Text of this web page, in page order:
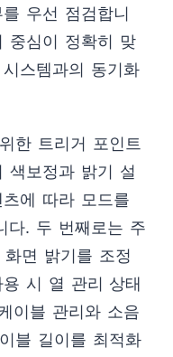
우선 점검합니
중심이 정확히 맞
스템과의 동기화
한 트리거 포인트
색보정과 밝기 설
에 따라 모드를
다. 두 번째로는 주
면 밝기를 조정
시 열 관리 상태
이블 관리와 소음
블 길이를 최적화